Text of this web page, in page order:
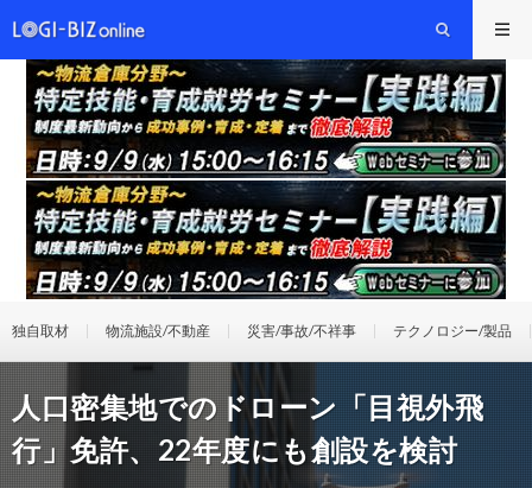
独自取材 物流施設/不動産 災害/事故/不祥事 テクノロジー/製品
人口密集地でのドローン「目視外飛
行」免許、22年度にも創設を検討